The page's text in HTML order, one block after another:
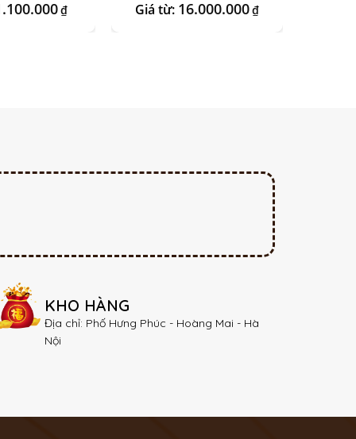
₫ Giá từ: 16.000.000₫
KHO HÀNG
Địa chỉ: Phố Hưng Phúc - Hoàng Mai - Hà
Nội